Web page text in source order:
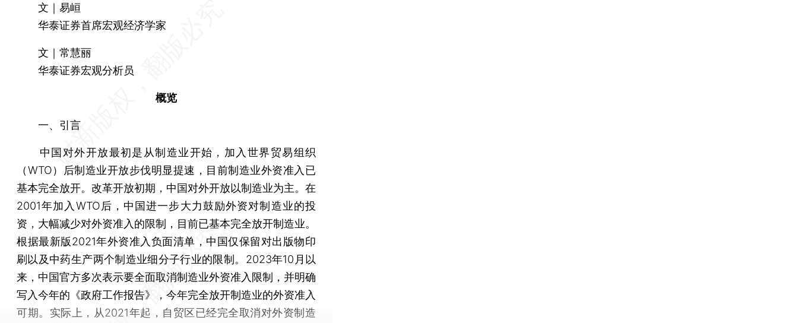
文｜易峘
华泰证券首席宏观经济学家
文｜常慧丽
华泰证券宏观分析员
概览
一、引言
中国对外开放最初是从制造业开始，加入世界贸易组织
（WTO）后制造业开放步伐明显提速，目前制造业外资准入已
基本完全放开。改革开放初期，中国对外开放以制造业为主。在
2001年加入WTO后，中国进一步大力鼓励外资对制造业的投
资，大幅减少对外资准入的限制，目前已基本完全放开制造业。
根据最新版2021年外资准入负面清单，中国仅保留对出版物印
刷以及中药生产两个制造业细分子行业的限制。2023年10月以
来，中国官方多次表示要全面取消制造业外资准入限制，并明确
写入今年的《政府工作报告》，今年完全放开制造业的外资准入
可期。实际上，从2021年起，自贸区已经完全取消对外资制造